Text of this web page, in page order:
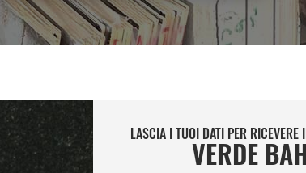
LASCIA I TUOI DATI PER RICEVERE
VERDE